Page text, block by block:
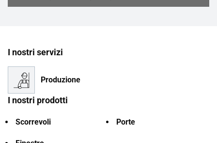
I nostri servizi
Produzione
I nostri prodotti
Scorrevoli Porte